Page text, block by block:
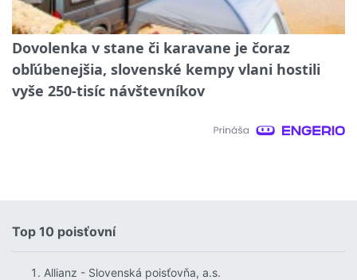
Dovolenka v stane či karavane je čoraz
obľúbenejšia, slovenské kempy vlani hostili
vyše 250-tisíc návštevníkov
Top 10 poisťovní
Allianz - Slovenská poisťovňa, a.s.